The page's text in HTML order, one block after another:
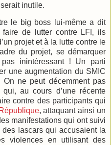
inutile.
le big boss lui-même a dit
de lutter contre LFI, ils
projet et à la lutte contre le
du projet, se démarquer
inintéressant ! Un parti
une augmentation du SMIC
ne peut décemment pas
au cours d’une récente
contre des participants qui
, attaquant ainsi un
manifestations qui ont suivi
des lascars qui accusaient la
violences en utilisant des